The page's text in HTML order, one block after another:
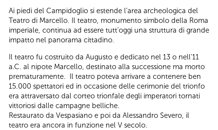
Ai piedi del Campidoglio si estende l’area archeologica del
Teatro di Marcello. Il teatro, monumento simbolo della Roma
imperiale, continua ad essere tutt’oggi una struttura di grande
impatto nel panorama cittadino.
Il teatro fu costruito da Augusto e dedicato nel 13 o nell’11
a.C. al nipote Marcello, destinato alla successione ma morto
prematuramente. Il teatro poteva arrivare a contenere ben
15.000 spettatori ed in occasione delle cerimonie del trionfo
era attraversato dal corteo trionfale degli imperatori tornati
vittoriosi dalle campagne belliche.
Restaurato da Vespasiano e poi da Alessandro Severo, il
teatro era ancora in funzione nel V secolo.